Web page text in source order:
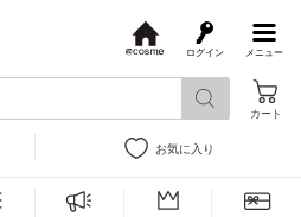
メニュー
ログイン
s
カート
お気に入り